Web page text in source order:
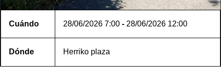
Cuándo 28/06/2026 7:00 - 28/06/2026 12:00
Dónde Herriko plaza